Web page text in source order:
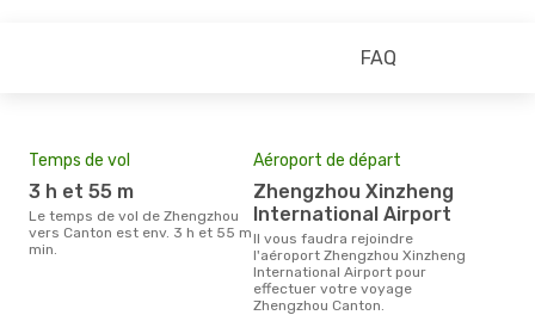
FAQ
Temps de vol
3 h et 55 m
Le temps de vol de Zhengzhou
vers Canton est env. 3 h et 55 m
min.
Aéroport de départ
Zhengzhou Xinzheng
International Airport
Il vous faudra rejoindre
l'aéroport Zhengzhou Xinzheng
International Airport pour
effectuer votre voyage
Zhengzhou Canton.